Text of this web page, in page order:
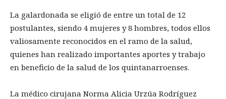
La galardonada se eligió de entre un total de 12
postulantes, siendo 4 mujeres y 8 hombres, todos ellos
valiosamente reconocidos en el ramo de la salud,
quienes han realizado importantes aportes y trabajo
en beneficio de la salud de los quintanarroenses.
La médico cirujana Norma Alicia Urzúa Rodríguez